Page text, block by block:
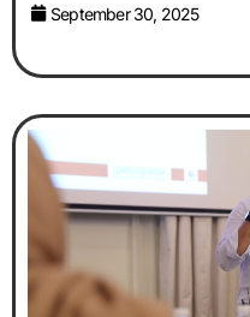
September 30, 2025